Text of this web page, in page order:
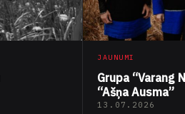
JAUNUMI
Grupa “Varang
“Ašņa Ausma”
13.07.2026